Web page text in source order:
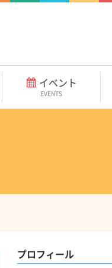
イベント
EVENTS
プロフィール